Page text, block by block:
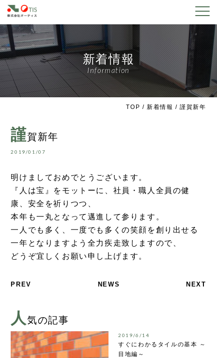
新着情報
Information
TOP / 新着情報 / 謹賀新年
謹賀新年
2019/01/07
明けましておめでとうございます。
『人は宝』をモットーに、社員・職人全員の健
康、安全を祈りつつ、
本年も一丸となって邁進して参ります。
一人でも多く、一度でも多くの笑顔を創り出せる
一年となりますよう全力疾走致しますので、
どうぞ宜しくお願い申し上げます。
PREV NEWS NEXT
人気の記事
2019/6/14
すぐにわかるタイルの基本 ～
目地編～